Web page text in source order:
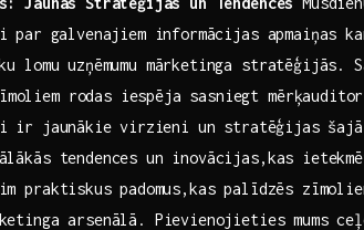
⁤galvenajiem informācijas apmaiņas
lomu uzņēmumu mārketinga stratēģijās.
rodas iespēja sasniegt‌
ir jaunākie⁢ virzieni‌ un stratēģijas
tendences un inovācijas,kas
praktiskus ⁢padomus,kas palīdzēs
arsenālā. Pievienojieties ​mums